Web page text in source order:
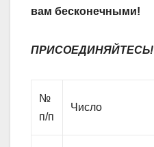
вам бесконечными!
ПРИСОЕДИНЯЙТЕСЬ!
№
п/п
Число